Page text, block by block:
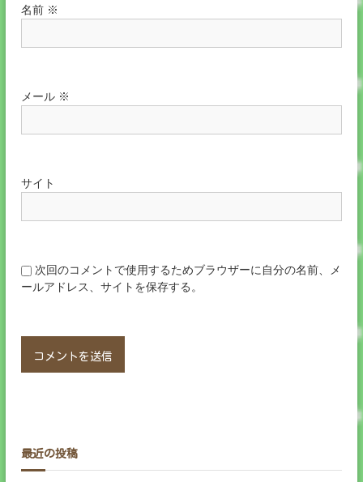
名前 ※
メール ※
サイト
次回のコメントで使用するためブラウザーに自分の名前、メ
ールアドレス、サイトを保存する。
最近の投稿